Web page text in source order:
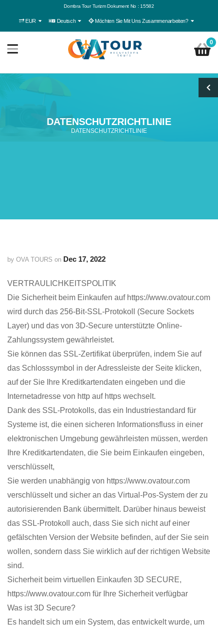
Dombra Tour Turizm Dokument No : 15582
EUR Deutsch Möchten Sie Mit Uns Zusammenarbeiten?
0
DATENSCHUTZRICHTLINIE
DATENSCHUTZRICHTLINIE
by OVA TOURS on Dec 17, 2022
VERTRAULICHKEITSPOLITIK
Die Sicherheit beim Einkaufen auf https://www.ovatour.com
wird durch das 256-Bit-SSL-Protokoll (Secure Sockets
Layer) und das von 3D-Secure unterstützte Online-
Zahlungssystem gewährleistet.
Sie können das SSL-Zertifikat überprüfen, indem Sie auf
das Schlosssymbol in der Adressleiste der Seite klicken,
auf der Sie Ihre Kreditkartendaten eingeben und die
Internetadresse von http auf https wechselt.
Dank des SSL-Protokolls, das ein Industriestandard für
Systeme ist, die einen sicheren Informationsfluss in einer
elektronischen Umgebung gewährleisten müssen, werden
Ihre Kreditkartendaten, die Sie beim Einkaufen eingeben,
verschlüsselt,
Sie werden unabhängig von https://www.ovatour.com
verschlüsselt und sicher an das Virtual-Pos-System der zu
autorisierenden Bank übermittelt. Darüber hinaus beweist
das SSL-Protokoll auch, dass Sie sich nicht auf einer
gefälschten Version der Website befinden, auf der Sie sein
wollen, sondern dass Sie wirklich auf der richtigen Website
sind.
Sicherheit beim virtuellen Einkaufen 3D SECURE,
https://www.ovatour.com für Ihre Sicherheit verfügbar
Was ist 3D Secure?
Es handelt sich um ein System, das entwickelt wurde, um